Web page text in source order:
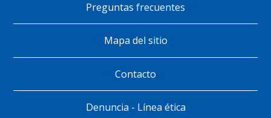
página
Preguntas frecuentes
Mapa del sitio
Contacto
Denuncia - Línea ética